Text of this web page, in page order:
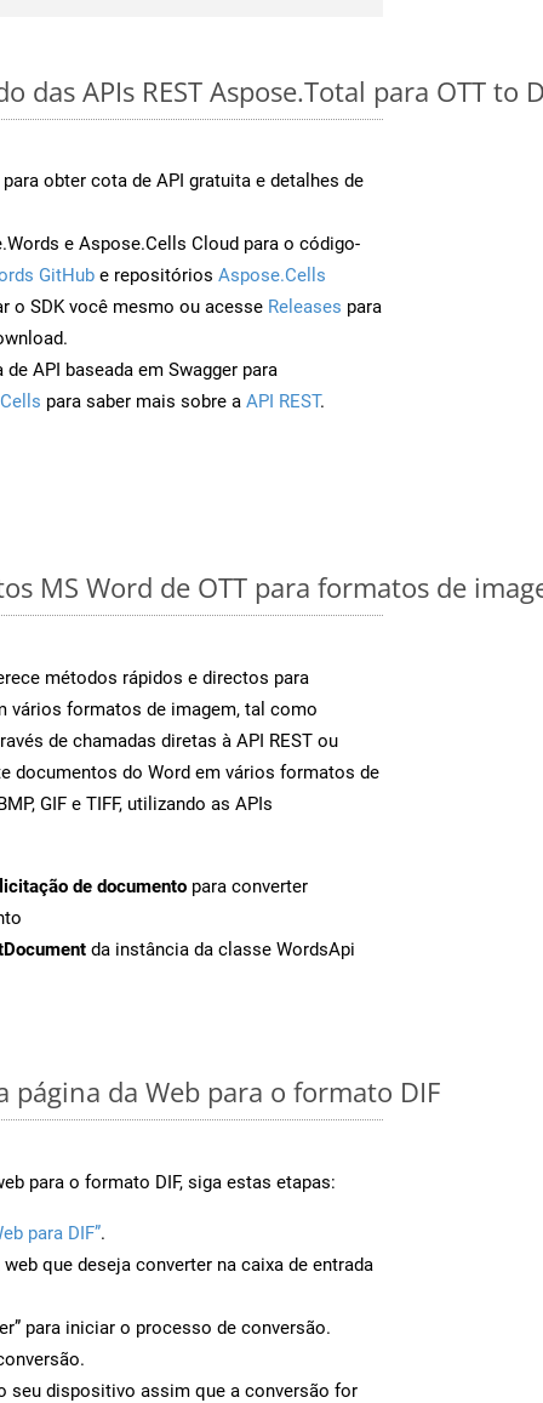
das APIs REST Aspose.Total para OTT to
para obter cota de API gratuita e detalhes de
e Aspose.Cells Cloud para o código-
GitHub e repositórios Aspose.Cells
o SDK você mesmo ou acesse Releases para
API baseada em Swagger para
para saber mais sobre a API REST.
MS Word de OTT para formatos de
métodos rápidos e directos para
vários formatos de imagem, tal como
de chamadas diretas à API REST ou
documentos do Word em vários formatos de
GIF e TIFF, utilizando as APIs
de documento para converter
da instância da classe WordsApi
página da Web para o formato DIF
para o formato DIF, siga estas etapas:
para DIF”.
que deseja converter na caixa de entrada
para iniciar o processo de conversão.
seu dispositivo assim que a conversão for